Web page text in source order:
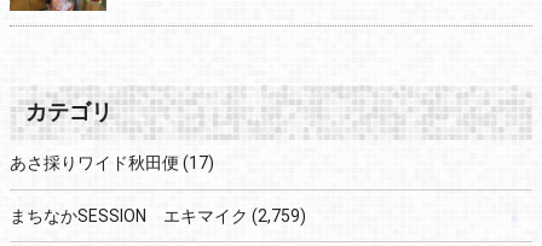
カテゴリ
あさ採りワイド秋田便 (17)
まちなかSESSION エキマイク (2,759)